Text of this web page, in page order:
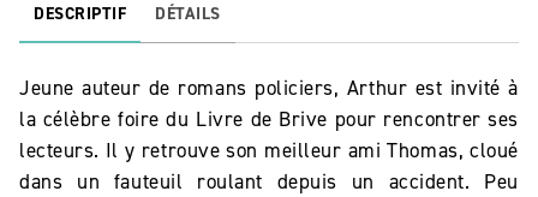
DESCRIPTIF DÉTAILS
Jeune auteur de romans policiers, Arthur est invité à
la célèbre foire du Livre de Brive pour rencontrer ses
lecteurs. Il y retrouve son meilleur ami Thomas, cloué
dans un fauteuil roulant depuis un accident. Peu